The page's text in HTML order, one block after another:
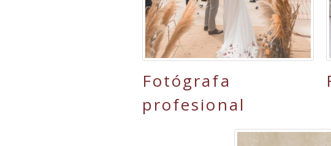
Fotógrafa
profesional